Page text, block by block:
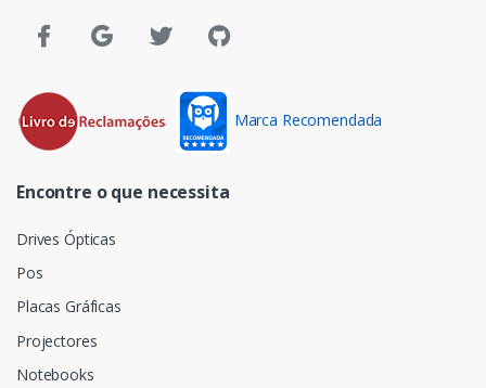
Marca Recomendada
Encontre o que necessita
Drives Ópticas
Pos
Placas Gráficas
Projectores
Notebooks